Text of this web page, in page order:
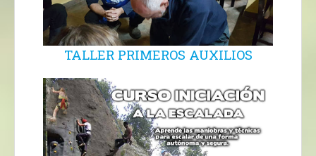
TALLER PRIMEROS AUXILIOS